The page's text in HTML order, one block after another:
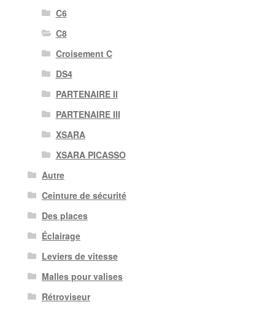
C6
C8
Croisement C
DS4
PARTENAIRE II
PARTENAIRE III
XSARA
XSARA PICASSO
Autre
Ceinture de sécurité
Des places
Éclairage
Leviers de vitesse
Malles pour valises
Rétroviseur